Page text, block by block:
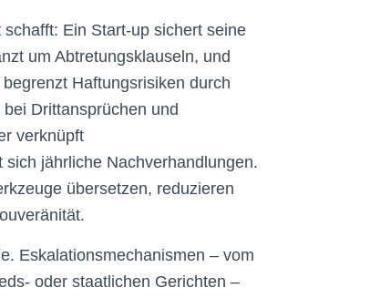
Ein Start-up sichert seine
um Abtretungsklauseln, und
Haftungsrisiken durch
Drittansprüchen und
verknüpft
jährliche Nachverhandlungen.
übersetzen, reduzieren
Eskalationsmechanismen – vom
oder staatlichen Gerichten –